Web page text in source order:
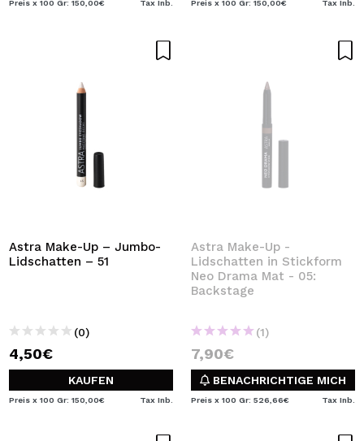
Preis x 100 Gr: 150,00€ Tax Inb. Preis x 100 Gr: 150,00€ Tax Inb.
Astra Make-Up – Jumbo-
Lidschatten – 51
(0)
4,50€
KAUFEN
Preis x 100 Gr: 150,00€ Tax Inb.
Astra Make-Up -
Lidschatten in Stickform
Neo Drama Mat - 05:
Backstage
(1)
7,90€
BENACHRICHTIGE MICH
Preis x 100 Gr: 526,66€ Tax Inb.